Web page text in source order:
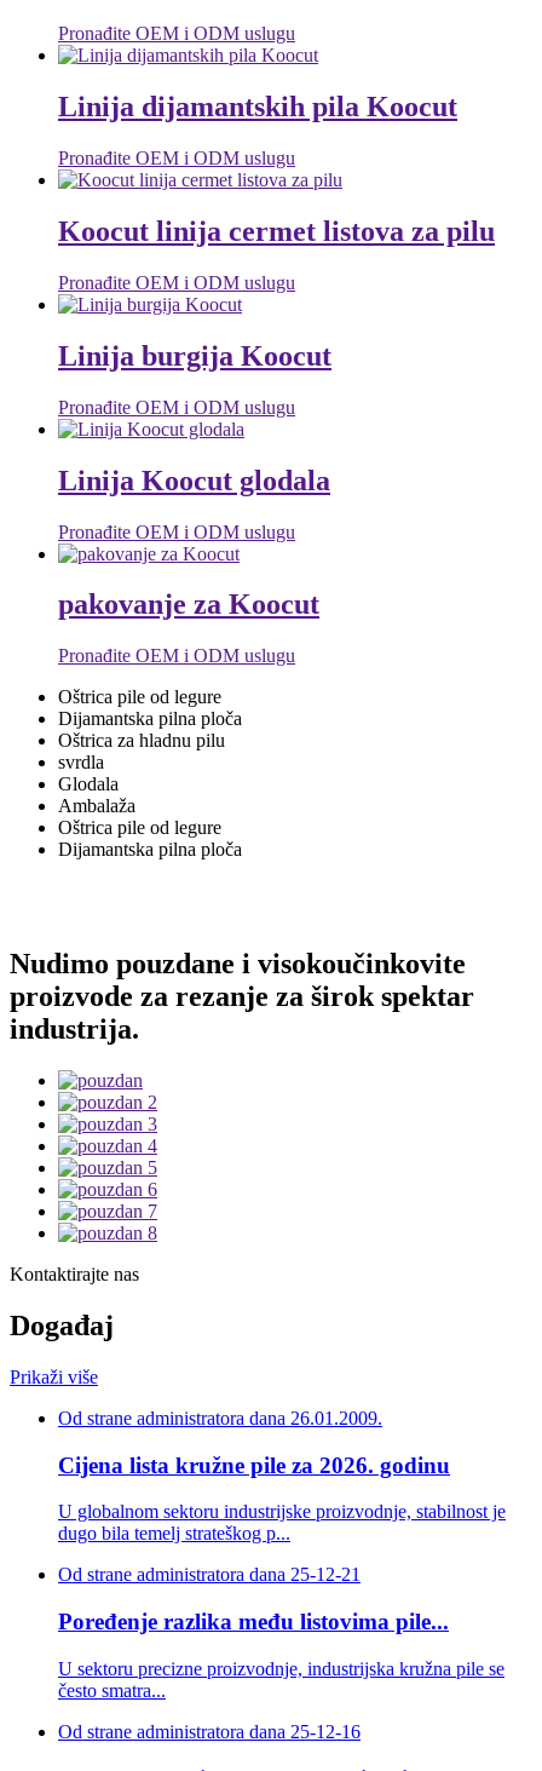
Pronađite OEM i ODM uslugu
Linija dijamantskih pila Koocut
Pronađite OEM i ODM uslugu
Koocut linija cermet listova za pilu
Pronađite OEM i ODM uslugu
Linija burgija Koocut
Pronađite OEM i ODM uslugu
Linija Koocut glodala
Pronađite OEM i ODM uslugu
pakovanje za Koocut
Pronađite OEM i ODM uslugu
Oštrica pile od legure
Dijamantska pilna ploča
Oštrica za hladnu pilu
svrdla
Glodala
Ambalaža
Oštrica pile od legure
Dijamantska pilna ploča
Nudimo pouzdane i visokoučinkovite
proizvode za rezanje za širok spektar
industrija.
Kontaktirajte nas
Događaj
Prikaži više
Od strane administratora dana 26.01.2009.
Cijena lista kružne pile za 2026. godinu
U globalnom sektoru industrijske proizvodnje, stabilnost je
dugo bila temelj strateškog p...
Od strane administratora dana 25-12-21
Poređenje razlika među listovima pile...
U sektoru precizne proizvodnje, industrijska kružna pile se
često smatra...
Od strane administratora dana 25-12-16